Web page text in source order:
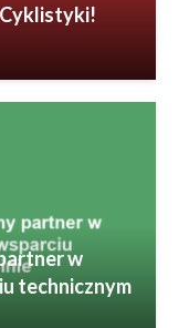
Cyklistyki!
w
technicznym